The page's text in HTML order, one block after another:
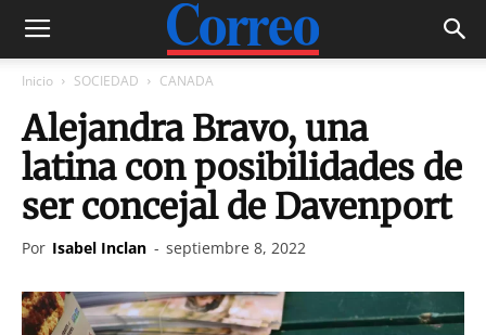
Inicio SOCIEDAD CANADA
Alejandra Bravo, una
latina con posibilidades de
ser concejal de Davenport
Por Isabel Inclan - septiembre 8, 2022